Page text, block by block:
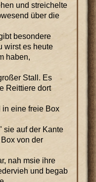
und streichelte
über die
besondere
wirst es heute
haben,
Stall. Es
Reittiere dort
in eine freie Box
sie auf der Kante
von der
nah msie ihre
und begab